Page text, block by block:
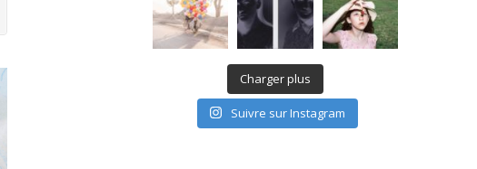
Charger plus
Suivre sur Instagram